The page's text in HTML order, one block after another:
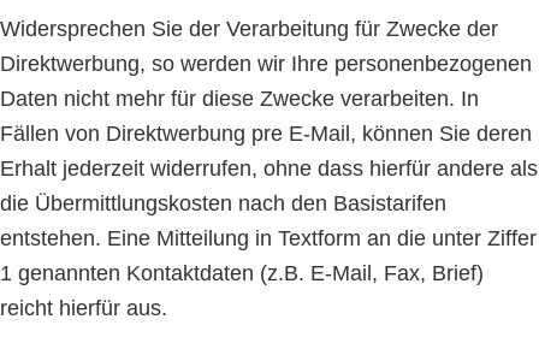
Widersprechen Sie der Verarbeitung für Zwecke der
Direktwerbung, so werden wir Ihre personenbezogenen
Daten nicht mehr für diese Zwecke verarbeiten. In
Fällen von Direktwerbung pre E-Mail, können Sie deren
Erhalt jederzeit widerrufen, ohne dass hierfür andere als
die Übermittlungskosten nach den Basistarifen
entstehen. Eine Mitteilung in Textform an die unter Ziffer
1 genannten Kontaktdaten (z.B. E-Mail, Fax, Brief)
reicht hierfür aus.